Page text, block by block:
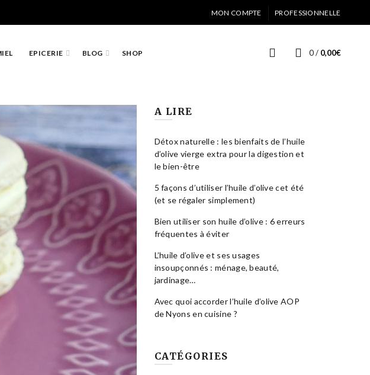
MON COMPTE PROFESSIONNELLE
EPICERIE BLOG SHOP 0 / 0,00€
A LIRE
Détox naturelle : les bienfaits de l’huile
d’olive vierge extra pour la digestion et
le bien-être
5 façons d’utiliser l’huile d’olive cet été
(et se régaler simplement)
Bien utiliser son huile d’olive : 6 erreurs
fréquentes à éviter
L’huile d’olive et ses usages
insoupçonnés : ménage, beauté,
jardinage…
Avec quoi accorder l’huile d’olive AOP
de Nyons en cuisine ?
CATÉGORIES